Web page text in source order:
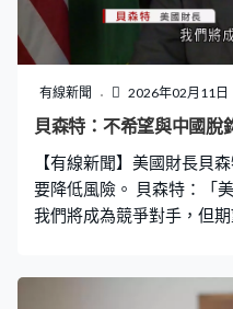
有線新聞 2026年02月11日
貝森特：不希望與中國
【有線新聞】美國財長貝
要降低風險。 貝森特：「
我們將成為競爭對手，但
產、半導體及醫藥等戰略